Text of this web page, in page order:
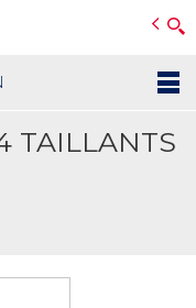
TAILLANTS